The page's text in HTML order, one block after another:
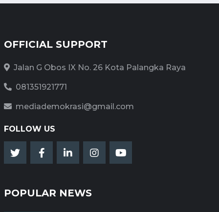
OFFICIAL SUPPORT
Jalan G Obos IX No. 26 Kota Palangka Raya
081351921771
mediademokrasi@gmail.com
FOLLOW US
POPULAR NEWS